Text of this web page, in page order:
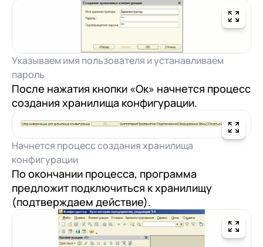
Указываем имя пользователя и устанавливаем
пароль
После нажатия кнопки «Ок» начнется процесс
создания хранилища конфигурации.
Начнется процесс создания хранилища
конфигурации
По окончании процесса, программа
предложит подключиться к хранилищу
(подтверждаем действие).